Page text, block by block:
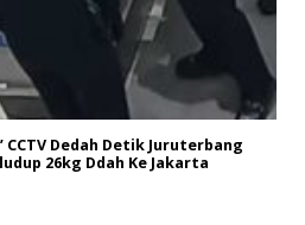
CCTV Dedah Detik Juruterbang
26kg Ddah Ke Jakarta